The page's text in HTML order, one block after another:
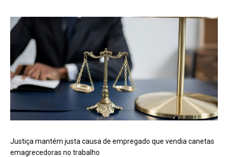
Justiça mantém justa causa de empregado que vendia canetas
emagrecedoras no trabalho